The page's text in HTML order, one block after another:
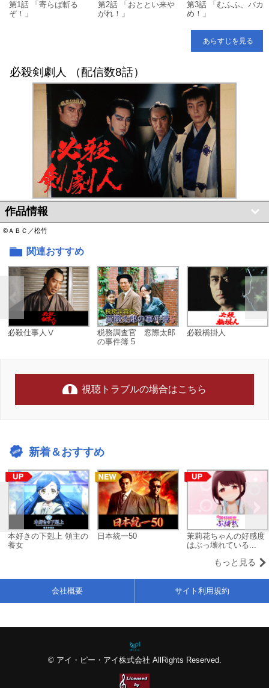
第1話 「寄らば斬る
ぞ！」
第2話 「おととい来や
がれ！」
第3話 「むふふ、バカ
め！」
あらすじを見る
必殺剣劇人 （配信数8話）
作品情報
©ＡＢＣ／松竹
関連おすすめ
必殺仕事人Ⅴ
税務調査官 窓際太郎
の事件簿 5
必殺橋掛人
視聴トラブルの場合はこちら
新着＆おすすめ
本好きの下剋上 領主の
養女
日本統一50
茉莉花ちゃんの好感度
はぶっ壊れている...
もっと見る
© アイ・ピー・アイ株式会社 AllRights Reserved.
会社概要 サイト利用規約